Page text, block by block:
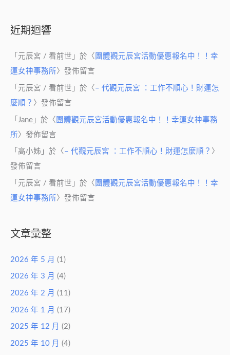
近期迴響
「 元辰宮 / 看前世 」於〈 團體觀元辰宮活動優惠報名中！！幸
運女神事務所〉發佈留言
「 元辰宮 / 看前世 」於〈 – 代觀元辰宮 ：工作不順心！財運怎
麼順？ 〉發佈留言
「 Jane 」於〈 團體觀元辰宮活動優惠報名中！！幸運女神事務
所〉發佈留言
「 高小姊 」於〈 – 代觀元辰宮 ：工作不順心！財運怎麼順？ 〉
發佈留言
「 元辰宮 / 看前世 」於〈 團體觀元辰宮活動優惠報名中！！幸
運女神事務所 〉發佈留言
文章彙整
2026 年 5 月 (1)
2026 年 3 月 (4)
2026 年 2 月 (11)
2026 年 1 月 (17)
2025 年 12 月 (2)
2025 年 10 月 (4)